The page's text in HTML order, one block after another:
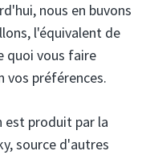
nous en buvons
l'équivalent de
quoi vous faire
vos préférences.
est produit par la
source d'autres